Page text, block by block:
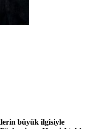
büyük ilgisiyle